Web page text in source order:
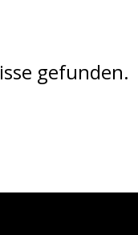
gefunden.